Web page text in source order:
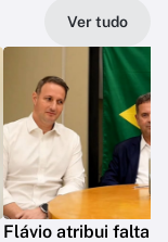
Ver tudo
Flávio atribui falta